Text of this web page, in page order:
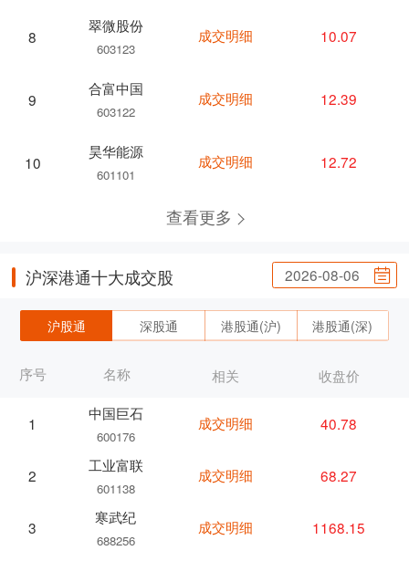
8
翠微股份
603123
9
合富中国
603122
10
昊华能源
601101
成交明细 10.07
成交明细 12.39
成交明细 12.72
查看更多
沪深港通十大成交股 2026-08-06
沪股通 深股通 港股通(沪) 港股通(深)
序号 名称
1
中国巨石
600176
2
工业富联
601138
3
寒武纪
688256
相关 收盘价
成交明细 40.78
成交明细 68.27
成交明细 1168.15